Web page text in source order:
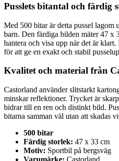
Pusslets bitantal och färdig
Med 500 bitar är detta pussel lagom
barn. Den färdiga bilden mäter 47 x
hantera och visa upp när det är klart.
för att ge en exakt och stabil
Kvalitet och material från
Castorland använder slitstarkt
minskar reflektioner. Trycket är
bidrar till en ren och distinkt bild.
bitarna samman väl utan att skadas
500 bitar
Färdig storlek: 47 x 33 cm
Motiv: Sportbil på bergsväg
Varumärke: Castorland